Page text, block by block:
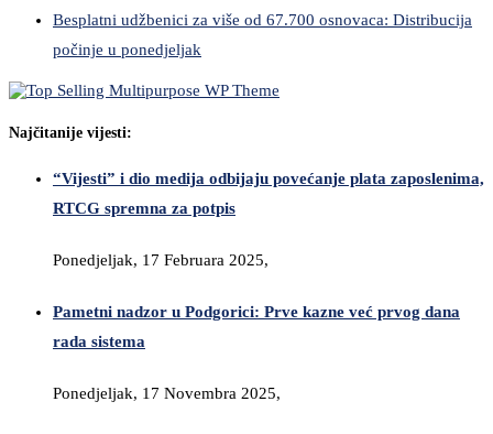
Besplatni udžbenici za više od 67.700 osnovaca: Distribucija
počinje u ponedjeljak
Najčitanije vijesti:
“Vijesti” i dio medija odbijaju povećanje plata zaposlenima,
RTCG spremna za potpis
Ponedjeljak, 17 Februara 2025,
Pametni nadzor u Podgorici: Prve kazne već prvog dana
rada sistema
Ponedjeljak, 17 Novembra 2025,